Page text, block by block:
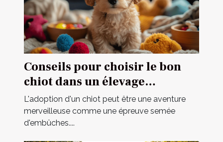
Conseils pour choisir le bon
chiot dans un élevage
spécialisé
L'adoption d'un chiot peut être une aventure
merveilleuse comme une épreuve semée
d'embûches....